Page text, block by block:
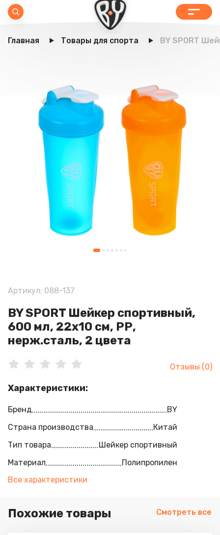
Главная Товары для спорта BY SPORT
Артикул: 088-137
BY SPORT Шейкер спортивный,
600 мл, 22х10 см, РР,
нерж.сталь, 2 цвета
Отзывы (0)
Характеристики:
Бренд
BY
Страна производства
Китай
Тип товара
Шейкер спортивный
Материал
Полипропилен
Все характеристики
Похожие товары Смотреть все